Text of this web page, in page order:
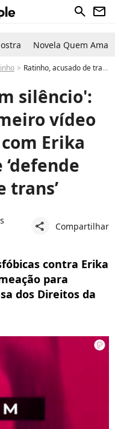
search newsletter
Novela Quem Ama
Ratinho, acusado de transfobia por Erika Hilton, se pronuncia após polêmica em programa no SBT
silêncio':
vídeo
Erika
trans’
share Compartilhar
contra Erika
para
dos Direitos da